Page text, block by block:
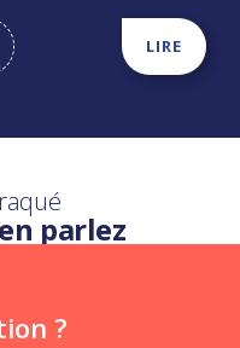
LIRE
parlez
?